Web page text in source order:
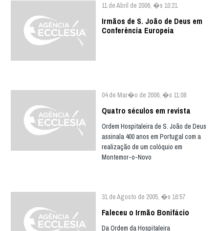
11 de Abril de 2006, �s 10:21
Irmãos de S. João de Deus em
Conferência Europeia
04 de Mar�o de 2006, �s 11:08
Quatro séculos em revista
Ordem Hospitaleira de S. João de Deus
assinala 400 anos em Portugal com a
realização de um colóquio em
Montemor-o-Novo
31 de Agosto de 2005, �s 16:57
Faleceu o Irmão Bonifácio
Da Ordem da Hospitaleira